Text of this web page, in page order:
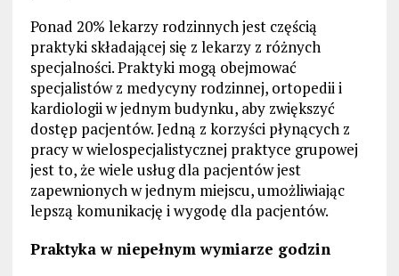
Ponad 20% lekarzy rodzinnych jest częścią
praktyki składającej się z lekarzy z różnych
specjalności. Praktyki mogą obejmować
specjalistów z medycyny rodzinnej, ortopedii i
kardiologii w jednym budynku, aby zwiększyć
dostęp pacjentów. Jedną z korzyści płynących z
pracy w wielospecjalistycznej praktyce grupowej
jest to, że wiele usług dla pacjentów jest
zapewnionych w jednym miejscu, umożliwiając
lepszą komunikację i wygodę dla pacjentów.
Praktyka w niepełnym wymiarze godzin